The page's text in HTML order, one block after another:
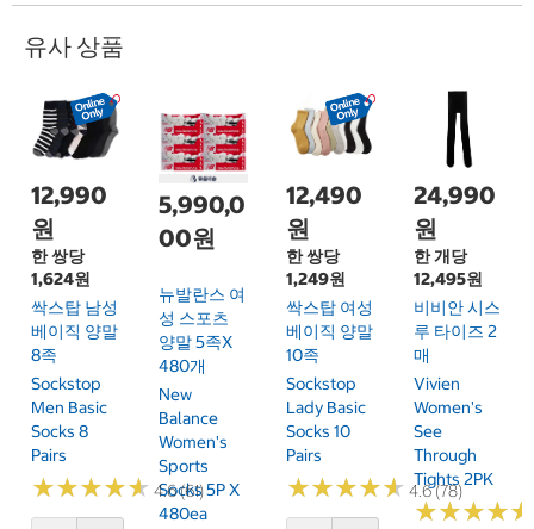
유사 상품
12,990
원
한 쌍당
1,624원
싹스탑 남성
베이직 양말
8족
Sockstop
Men Basic
Socks 8
Pairs
★★★★★
★★★★★ 4.6 (61)
5,990,0
00원
뉴발란스 여
성 스포츠
양말 5족x
480개
New
Balance
Women's
Sports
Socks 5P X
480ea
12,490
원
한 쌍당
1,249원
싹스탑 여성
베이직 양말
10족
Sockstop
Lady Basic
Socks 10
Pairs
★★★★★
★★★★★ 4.6 (78)
24,990
원
한 개당
12,495원
비비안 시스
루 타이즈 2
매
Vivien
Women's
See
Through
Tights 2PK
★★★★★
★★★★★